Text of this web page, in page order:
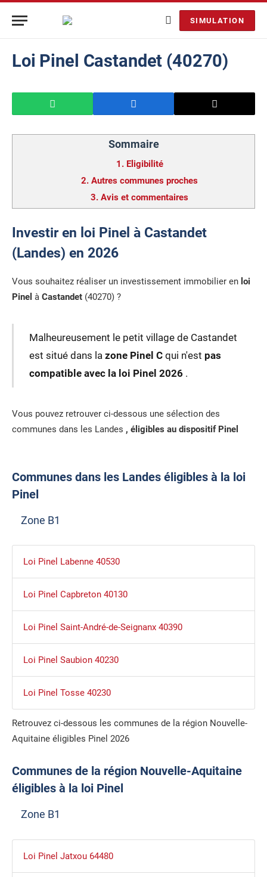
SIMULATION
Loi Pinel Castandet (40270)
Sommaire
1. Eligibilité
2. Autres communes proches
3. Avis et commentaires
Investir en loi Pinel à Castandet
(Landes) en 2026
Vous souhaitez réaliser un investissement immobilier en loi
Pinel à Castandet (40270) ?
Malheureusement le petit village de Castandet
est situé dans la zone Pinel Cqui n'est pas
compatible avec la loi Pinel 2026 .
Vous pouvez retrouver ci-dessous une sélection des
communes dans les Landes , éligibles au dispositif Pinel
Communes dans les Landes éligibles à la loi
Pinel
Zone B1
Loi Pinel Labenne 40530
Loi Pinel Capbreton 40130
Loi Pinel Saint-André-de-Seignanx 40390
Loi Pinel Saubion 40230
Loi Pinel Tosse 40230
Retrouvez ci-dessous les communes de la région Nouvelle-
Aquitaine éligibles Pinel 2026
Communes de la région Nouvelle-Aquitaine
éligibles à la loi Pinel
Zone B1
Loi Pinel Jatxou 64480